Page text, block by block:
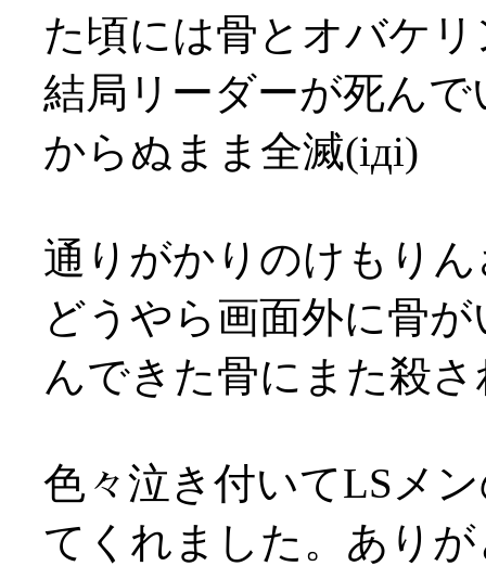
た頃には骨とオバケ
結局リーダーが死ん
からぬまま全滅(iдi)
通りがかりのけもり
どうやら画面外に骨
んできた骨にまた殺
色々泣き付いてLSメ
てくれました。ありが